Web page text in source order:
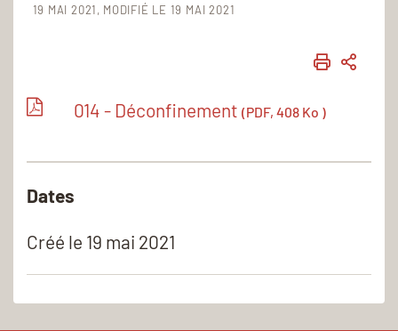
19 MAI 2021 MODIFIÉ LE 19 MAI 2021
014 - Déconfinement (PDF, 408 Ko )
Dates
Créé le 19 mai 2021